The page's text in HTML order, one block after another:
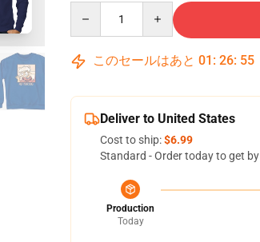
このセールはあと 01 : 26: 54
Deliver to United States
Cost to ship:$6.99
Standard - Order today to get by
Production
Today